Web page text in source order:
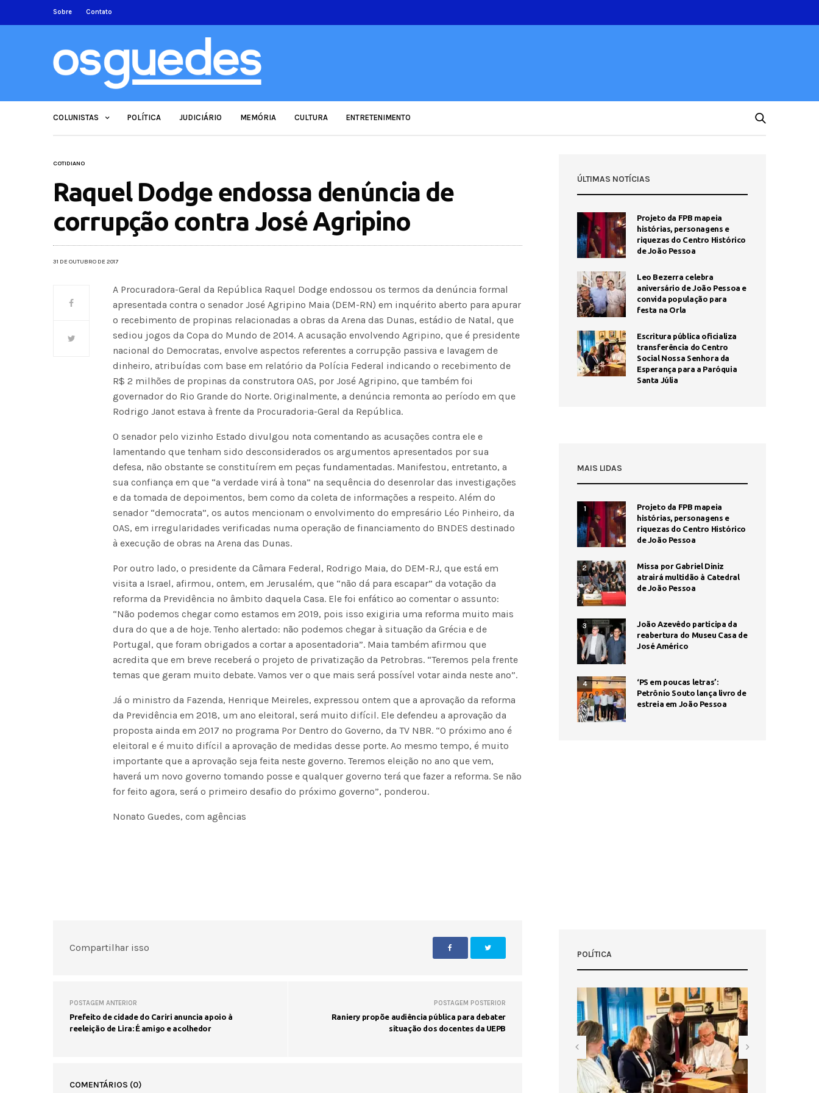
Sobre Contato
COLUNISTAS POLÍTICA JUDICIÁRIO MEMÓRIA CULTURA ENTRETENIMENTO
COTIDIANO
Raquel Dodge endossa denúncia de
corrupção contra José Agripino
31 DE OUTUBRO DE 2017
A Procuradora-Geral da República Raquel Dodge endossou os termos da denúncia formal
apresentada contra o senador José Agripino Maia (DEM-RN) em inquérito aberto para apurar
o recebimento de propinas relacionadas a obras da Arena das Dunas, estádio de Natal, que
sediou jogos da Copa do Mundo de 2014. A acusação envolvendo Agripino, que é presidente
nacional do Democratas, envolve aspectos referentes a corrupção passiva e lavagem de
dinheiro, atribuídas com base em relatório da Polícia Federal indicando o recebimento de
R$ 2 milhões de propinas da construtora OAS, por José Agripino, que também foi
governador do Rio Grande do Norte. Originalmente, a denúncia remonta ao período em que
Rodrigo Janot estava à frente da Procuradoria-Geral da República.
O senador pelo vizinho Estado divulgou nota comentando as acusações contra ele e
lamentando que tenham sido desconsiderados os argumentos apresentados por sua
defesa, não obstante se constituírem em peças fundamentadas. Manifestou, entretanto, a
sua confiança em que “a verdade virá à tona” na sequência do desenrolar das investigações
e da tomada de depoimentos, bem como da coleta de informações a respeito. Além do
senador “democrata”, os autos mencionam o envolvimento do empresário Léo Pinheiro, da
OAS, em irregularidades verificadas numa operação de financiamento do BNDES destinado
à execução de obras na Arena das Dunas.
Por outro lado, o presidente da Câmara Federal, Rodrigo Maia, do DEM-RJ, que está em
visita a Israel, afirmou, ontem, em Jerusalém, que “não dá para escapar” da votação da
reforma da Previdência no âmbito daquela Casa. Ele foi enfático ao comentar o assunto:
“Não podemos chegar como estamos em 2019, pois isso exigiria uma reforma muito mais
dura do que a de hoje. Tenho alertado: não podemos chegar à situação da Grécia e de
Portugal, que foram obrigados a cortar a aposentadoria”. Maia também afirmou que
acredita que em breve receberá o projeto de privatização da Petrobras. “Teremos pela frente
temas que geram muito debate. Vamos ver o que mais será possível votar ainda neste ano”.
Já o ministro da Fazenda, Henrique Meireles, expressou ontem que a aprovação da reforma
da Previdência em 2018, um ano eleitoral, será muito difícil. Ele defendeu a aprovação da
proposta ainda em 2017 no programa Por Dentro do Governo, da TV NBR. “O próximo ano é
eleitoral e é muito difícil a aprovação de medidas desse porte. Ao mesmo tempo, é muito
importante que a aprovação seja feita neste governo. Teremos eleição no ano que vem,
haverá um novo governo tomando posse e qualquer governo terá que fazer a reforma. Se não
for feito agora, será o primeiro desafio do próximo governo”, ponderou.
Nonato Guedes, com agências
Compartilhar isso
POSTAGEM ANTERIOR
Prefeito de cidade do Cariri anuncia apoio à
reeleição de Lira: É amigo e acolhedor
POSTAGEM POSTERIOR
Raniery propõe audiência pública para debater
situação dos docentes da UEPB
COMENTÁRIOS (0)
ÚLTIMAS NOTÍCIAS
Projeto da FPB mapeia
histórias, personagens e
riquezas do Centro Histórico
de João Pessoa
Leo Bezerra celebra
aniversário de João Pessoa e
convida população para
festa na Orla
Escritura pública oficializa
transferência do Centro
Social Nossa Senhora da
Esperança para a Paróquia
Santa Júlia
MAIS LIDAS
1
Projeto da FPB mapeia
histórias, personagens e
riquezas do Centro Histórico
de João Pessoa
2
Missa por Gabriel Diniz
atrairá multidão à Catedral
de João Pessoa
3
João Azevêdo participa da
reabertura do Museu Casa de
José Américo
4
‘PS em poucas letras’:
Petrônio Souto lança livro de
estreia em João Pessoa
POLÍTICA